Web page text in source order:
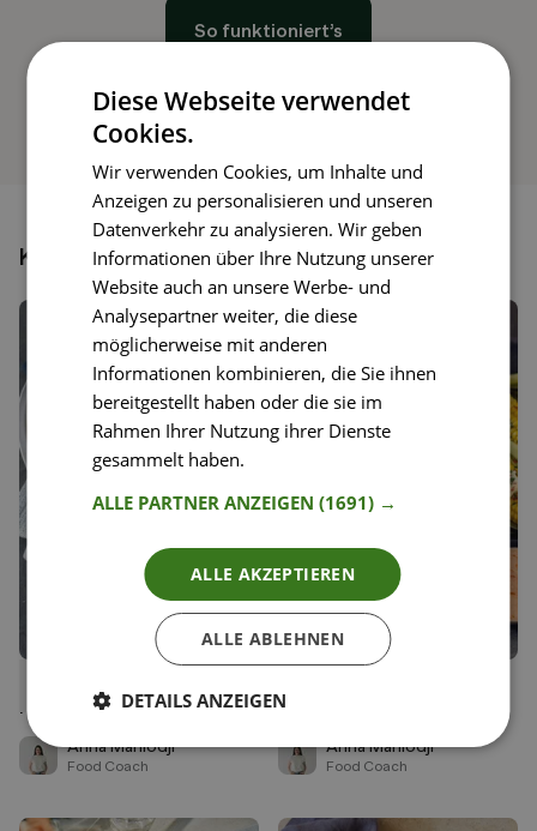
So funktioniert’s
Könnte dir auch gefallen
Speichern
Rollgerstensalat mit Zatar-
Feta und Cashewnüssen
Anna Mahlodji
Food Coach
und Sriracha- Dip
Anna Mahlodji
Food Coach
Diese Webseite verwendet
Cookies.
Wir verwenden Cookies, um Inhalte und
Anzeigen zu personalisieren und unseren
Datenverkehr zu analysieren. Wir geben
Informationen über Ihre Nutzung unserer
Website auch an unsere Werbe- und
Analysepartner weiter, die diese
möglicherweise mit anderen
Informationen kombinieren, die Sie ihnen
bereitgestellt haben oder die sie im
Rahmen Ihrer Nutzung ihrer Dienste
gesammelt haben.
ALLE PARTNER ANZEIGEN(1691) →
ALLE AKZEPTIEREN
ALLE ABLEHNEN
DETAILS ANZEIGEN